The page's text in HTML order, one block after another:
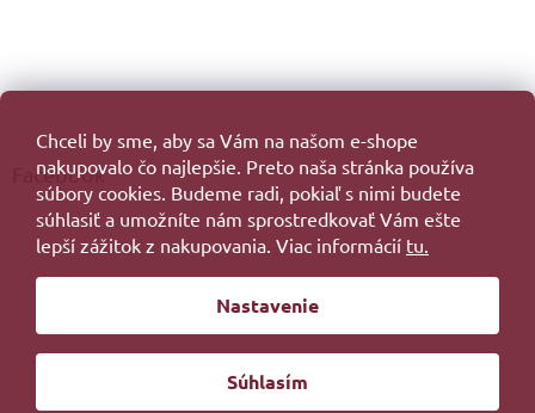
Chceli by sme, aby sa Vám na našom e-shope
nakupovalo čo najlepšie. Preto naša stránka používa
súbory cookies. Budeme radi, pokiaľ s nimi budete
súhlasiť a umožníte nám sprostredkovať Vám ešte
lepší zážitok z nakupovania. Viac informácií tu.
Nastavenie
Súhlasím
Facebook
Vytvoril Shoptet
Copyright 2026. Všetky práva vyhradené.
Redesign byFilipesmedia 🧡